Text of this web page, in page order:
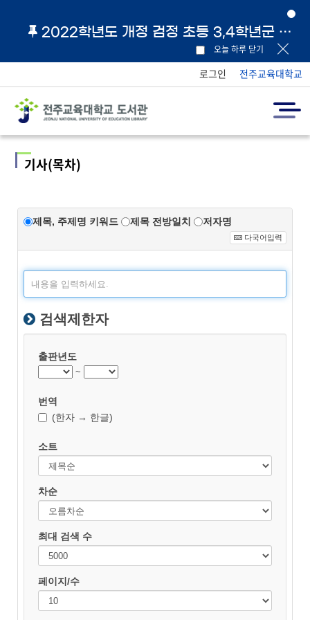
2022학년도 개정 검정 초등 3,4학년군 교과서 및 지도서 원문 링크 안내
오늘 하루 닫기
로그인 전주교육대학교
기사(목차)
제목, 주제명 키워드 제목 전방일치 저자명
다국어입력
검색제한자
출판년도
~
번역
(한자 → 한글)
소트
차순
최대 검색 수
페이지/수